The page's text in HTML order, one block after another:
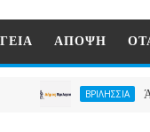
ΑΠΟΨΗ
ΒΡΙΛΗΣΣΙΑ Άμεση